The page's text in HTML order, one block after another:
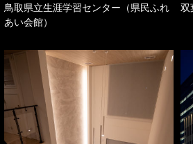
鳥取県立生涯学習センター（県民ふれ
あい会館）
双